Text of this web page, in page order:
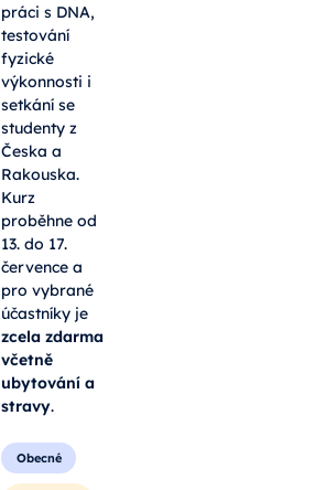
práci s DNA,
testování
fyzické
výkonnosti i
setkání se
studenty z
Česka a
Rakouska.
Kurz
proběhne od
13. do 17.
července a
pro vybrané
účastníky je
zcela zdarma
včetně
ubytování a
stravy.
Obecné